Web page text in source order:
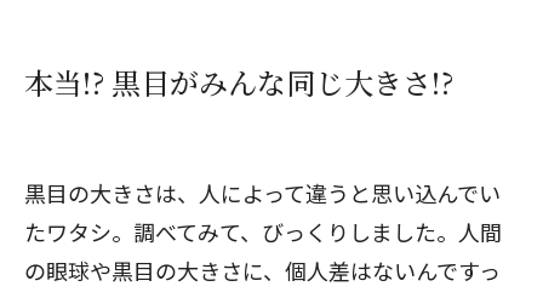
本当!? 黒目がみんな同じ大きさ!?
黒目の大きさは、人によって違うと思い込んでい
たワタシ。調べてみて、びっくりしました。人間
の眼球や黒目の大きさに、個人差はないんですっ